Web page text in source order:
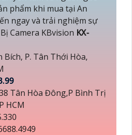
phẩm khi mua tại An
ngay và trải nghiệm sự
Camera KBvision KX-
Bích, P. Tân Thới Hòa,
Tân Hòa Đông,P Bình Trị
HCM